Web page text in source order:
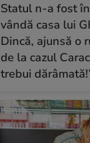
Statul n-a fost
vândă casa lui
Dincă, ajunsă o
de la cazul
trebui